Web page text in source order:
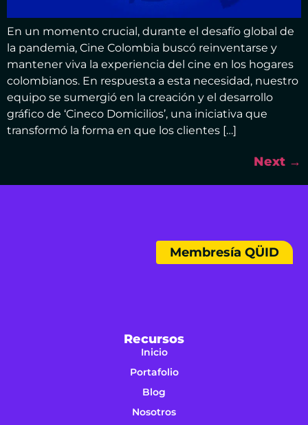
En un momento crucial, durante el desafío global de
la pandemia, Cine Colombia buscó reinventarse y
mantener viva la experiencia del cine en los hogares
colombianos. En respuesta a esta necesidad, nuestro
equipo se sumergió en la creación y el desarrollo
gráfico de ‘Cineco Domicilios’, una iniciativa que
transformó la forma en que los clientes […]
Next →
Recursos
Inicio
Portafolio
Blog
Nosotros
Membresía QÜID